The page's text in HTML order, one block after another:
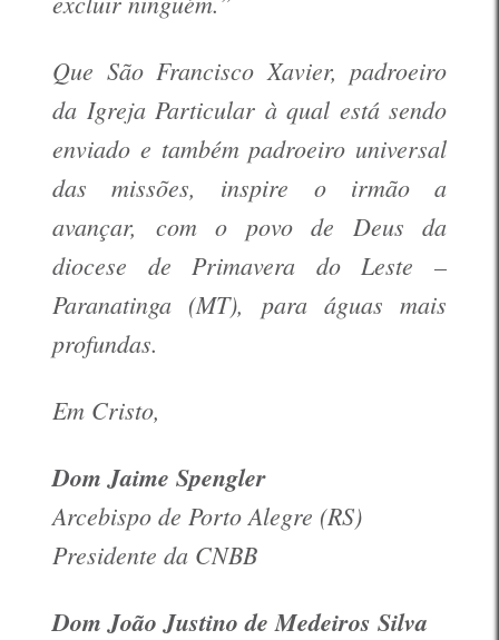
Que São Francisco Xavier, padroeiro
da Igreja Particular à qual está sendo
enviado e também padroeiro universal
das missões, inspire o irmão a
avançar, com o povo de Deus da
diocese de Primavera do Leste –
Paranatinga (MT), para águas mais
profundas.
Em Cristo,
Dom Jaime Spengler
Arcebispo de Porto Alegre (RS)
Presidente da CNBB
Dom João Justino de Medeiros Silva